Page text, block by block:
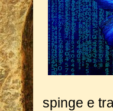
spinge e